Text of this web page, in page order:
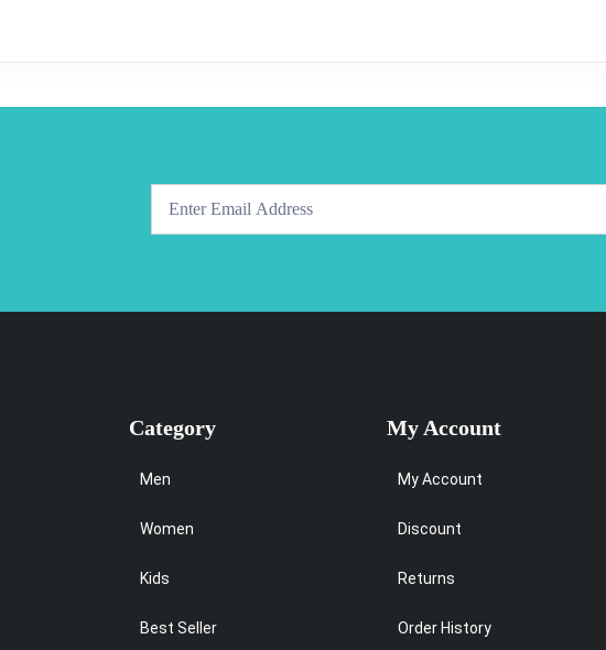
Category
Men
Women
Kids
Best Seller
My Account
My Account
Discount
Returns
Order History